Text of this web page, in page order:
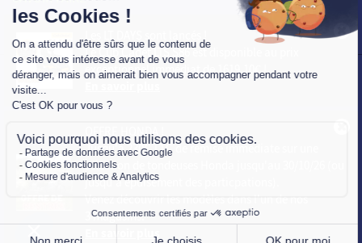
LeCub Cadet LTS S86est disponible au prix
exceptionnel immédiat de1619,10€!
OFFRE HONDA !
Jusqu'à230€ TTC de remise immédiate
sélection de tondeuses Honda jusqu'au 30/10/26 (ou
jusqu'à épuisement des particpations).
3 magasins.
En savoir plus
ENGAGEMENTS
NOS POINTS DE VENTE
PROFESSIONNELS
ACTUALITÉS
Mentions légales
Vie Privée